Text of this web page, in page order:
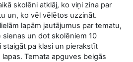
skolēni atklāj, ko viņi zina par
un, ko vēl vēlētos uzzināt.
lapām jautājumus par tematu,
sienas un dot skolēniem 10
staigāt pa klasi un pierakstīt
Temata apguves beigās